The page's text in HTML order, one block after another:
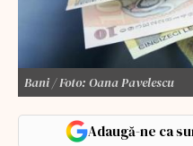
Bani / Foto: Oana Pavelescu
Adaugă-ne ca